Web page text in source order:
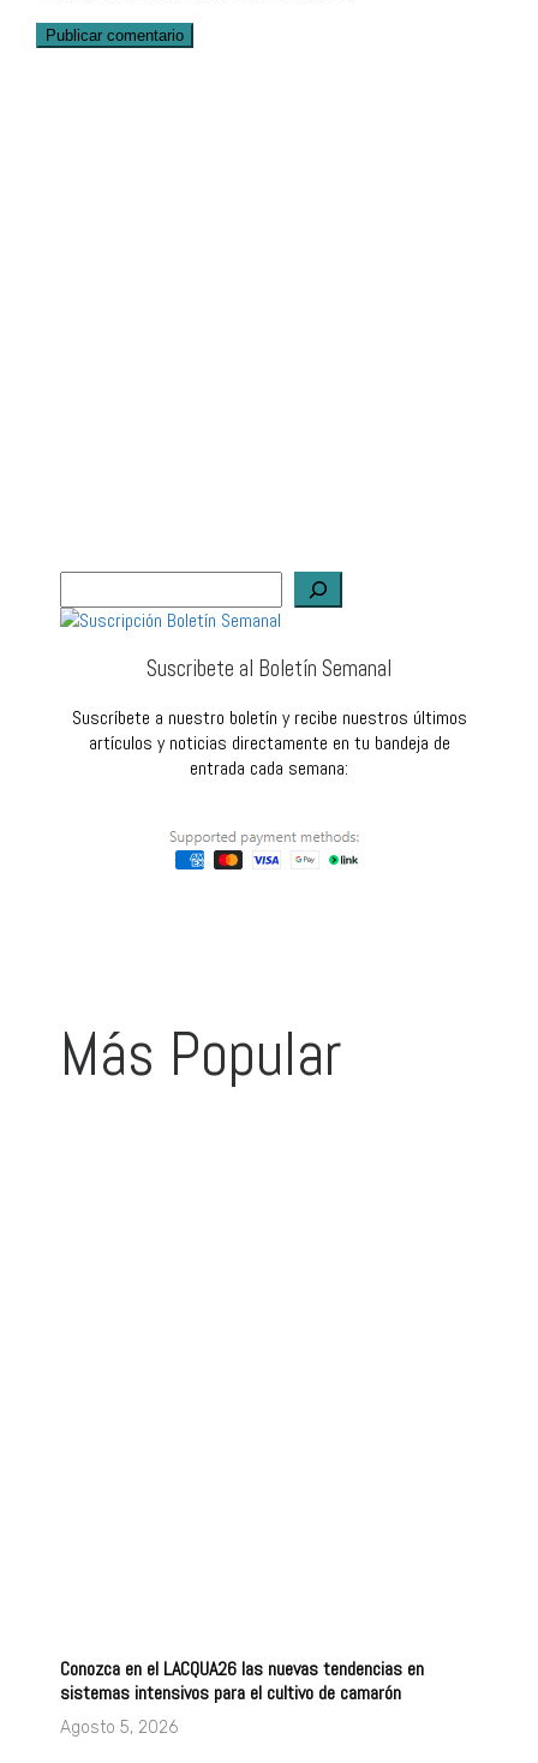
Suscribete al Boletín Semanal
Suscríbete a nuestro boletín y recibe nuestros últimos
artículos y noticias directamente en tu bandeja de
entrada cada semana:
Más Popular
Conozca en el LACQUA26 las nuevas tendencias en
sistemas intensivos para el cultivo de camarón
Agosto 5, 2026